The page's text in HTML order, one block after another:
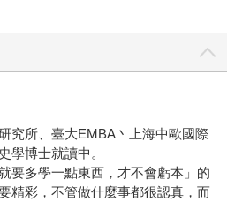
究所、臺大EMBA丶上海中歐國際
學博士就讀中。
要多學一點東西，才不會虧本」的
精彩，不管做什麼事都很認真，而